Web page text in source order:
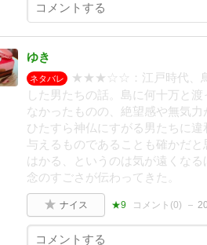
ゆき
ネタバレ
★★★☆☆：江戸時代、鳥
した男たちの話。島に何十万と
なかったものの、絶望感や無気
ひたすら神仏にすがる男たちに
与えるものであることも確かだ
はかる、というのは気が遠くな
念のすごさが伝わってきた。
ナイス ★9 コメント(0)